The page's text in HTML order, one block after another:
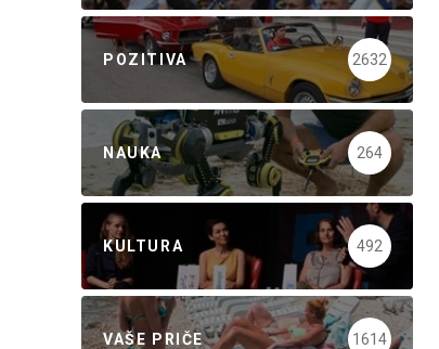
POZITIVA 2632
NAUKA 264
KULTURA 492
VAŠE PRIČE 1614